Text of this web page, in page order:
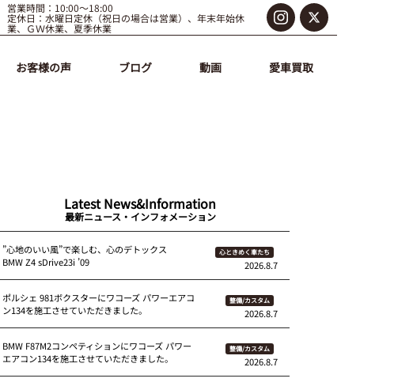
営業時間：10:00～18:00
定休日：水曜日定休（祝日の場合は営業）、年末年始休
業、ＧＷ休業、夏季休業
お客様の声 ブログ 動画 愛車買取
Latest News&Information
最新ニュース・インフォメーション
”心地のいい風”で楽しむ、心のデトックス
BMW Z4 sDrive23i ’09
心ときめく車たち
2026.8.7
ポルシェ 981ボクスターにワコーズ パワーエアコ
ン134を施工させていただきました。
整備/カスタム
2026.8.7
BMW F87M2コンペティションにワコーズ パワー
エアコン134を施工させていただきました。
整備/カスタム
2026.8.7